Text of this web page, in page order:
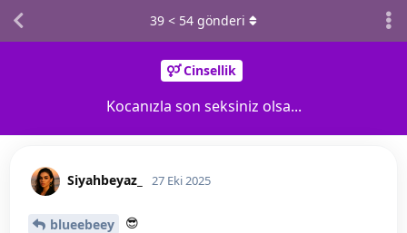
Cinsellik
Kocanızla son seksiniz olsa...
39 < 54 gönderi
Siyahbeyaz_ 27 Eki 2025
blueebeey 😎